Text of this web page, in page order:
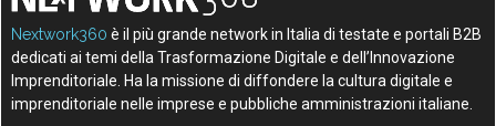
Nextwork360 è il più grande network in Italia di testate e portali B2B
dedicati ai temi della Trasformazione Digitale e dell’Innovazione
Imprenditoriale. Ha la missione di diffondere la cultura digitale e
imprenditoriale nelle imprese e pubbliche amministrazioni italiane.